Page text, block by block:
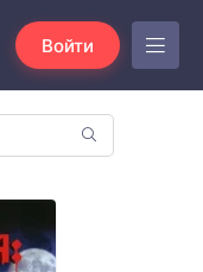
Войти